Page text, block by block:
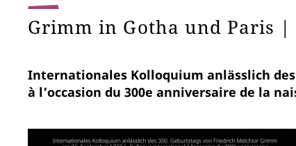
Grimm in Gotha und Paris |
Internationales Kolloquium anlässlich
à l’occasion du 300e anniversaire de la